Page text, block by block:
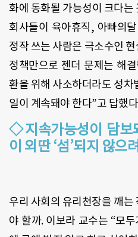
화에 동화될 가능성이 크다는
회사들이 육아휴직, 아빠의
정작 쓰는 사람은 극소수인
정책만으로 젠더 문제는 해
환을 위해 사소하더라도 성
일이 계속돼야 한다”고 답했
◇지속가능성이 담보
이 외딴 ‘섬’되지 않으
우리 사회의 유리천장을 깨는
야 할까. 이보라 교수는 “모